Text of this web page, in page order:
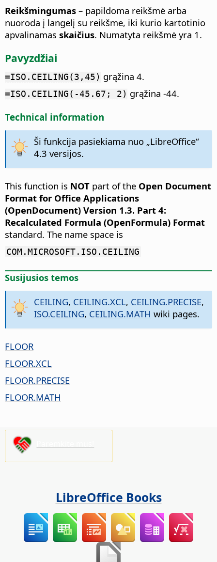
Reikšmingumas – papildoma reikšmė arba
nuoroda į langelį su reikšme, iki kurio kartotinio
apvalinamas skaičius. Numatyta reikšmė yra 1.
Pavyzdžiai
=ISO.CEILING(3,45) grąžina 4.
=ISO.CEILING(-45.67; 2) grąžina -44.
Technical information
Ši funkcija pasiekiama nuo „LibreOffice“
4.3 versijos.
This function is NOT part of the Open Document
Format for Office Applications
(OpenDocument) Version 1.3. Part 4:
Recalculated Formula (OpenFormula) Format
standard. The name space is
COM.MICROSOFT.ISO.CEILING
Susijusios temos
CEILING, CEILING.XCL, CEILING.PRECISE,
ISO.CEILING, CEILING.MATH wiki pages.
FLOOR
FLOOR.XCL
FLOOR.PRECISE
FLOOR.MATH
LibreOffice Books